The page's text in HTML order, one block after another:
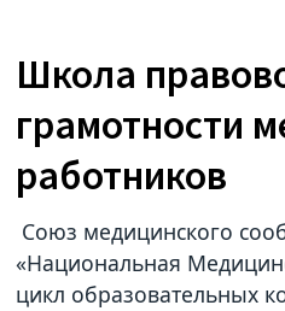
Школа
грамотности
работников
Союз медицинского
«Национальная
цикл образовательных